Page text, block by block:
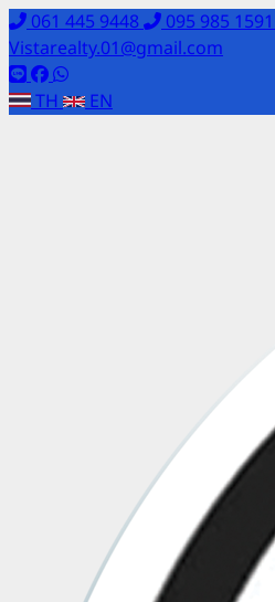
061 445 9448
095 985 1591
Vistarealty.01@gmail.com
TH
EN